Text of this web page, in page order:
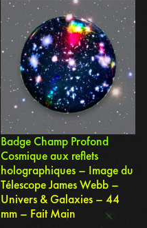
Badge Champ Profond
Cosmique aux reflets
holographiques – Image du
Télescope James Webb –
Univers & Galaxies – 44
mm – Fait Main